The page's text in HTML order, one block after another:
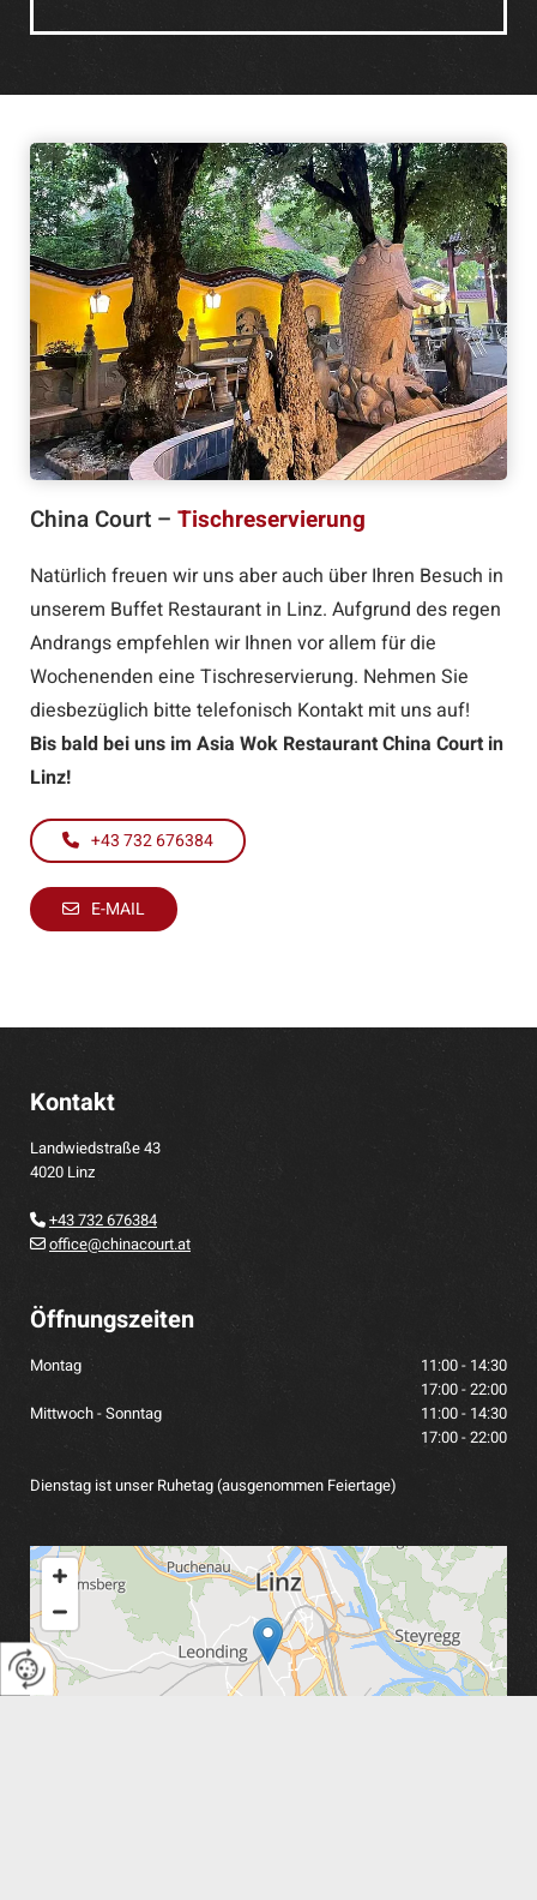
China Court – Tischreservierung
Natürlich freuen wir uns aber auch über Ihren Besuch in
unserem Buffet Restaurant in Linz. Aufgrund des regen
Andrangs empfehlen wir Ihnen vor allem für die
Wochenenden eine Tischreservierung. Nehmen Sie
diesbezüglich bitte telefonisch Kontakt mit uns auf!
Bis bald bei uns im Asia Wok Restaurant China Court in
Linz!
+43 732 676384
E-MAIL
Kontakt
Landwiedstraße 43
4020 Linz
 +43 732 676384
 office@chinacourt.at
Öffnungszeiten
Montag
11:00 - 14:30
17:00 - 22:00
Mittwoch - Sonntag
11:00 - 14:30
17:00 - 22:00
Dienstag ist unser Ruhetag (ausgenommen Feiertage)